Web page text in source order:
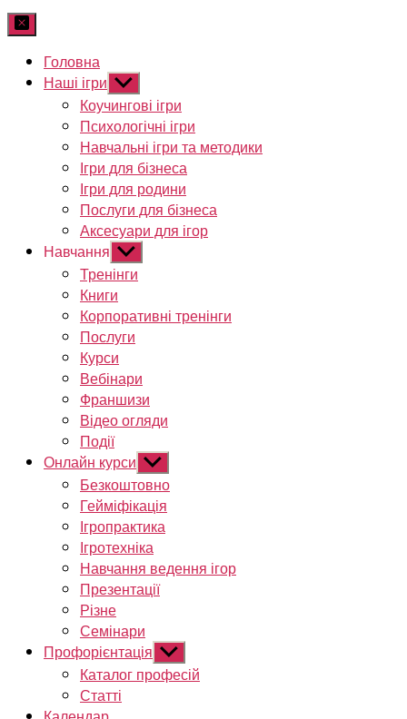
Головна
Наші ігри Показати
підменю
Коучингові ігри
Психологічні ігри
Навчальні ігри та методики
Ігри для бізнеса
Ігри для родини
Послуги для бізнеса
Аксесуари для ігор
Навчання Показати
підменю
Тренінги
Книги
Корпоративні тренінги
Послуги
Курси
Вебінари
Франшизи
Відео огляди
Події
Онлайн курси Показати
підменю
Безкоштовно
Гейміфікація
Ігропрактика
Ігротехніка
Навчання ведення ігор
Презентації
Різне
Семінари
Профорієнтація Показати
підменю
Каталог професій
Статті